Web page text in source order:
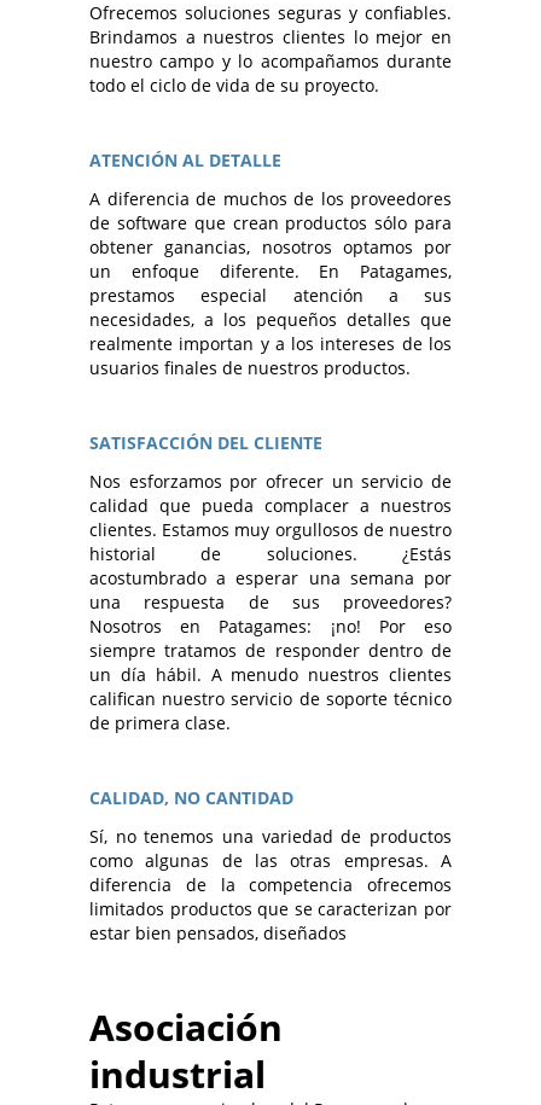
Ofrecemos soluciones seguras y confiables.
Brindamos a nuestros clientes lo mejor en
nuestro campo y lo acompañamos durante
todo el ciclo de vida de su proyecto.
ATENCIÓN AL DETALLE
A diferencia de muchos de los proveedores
de software que crean productos sólo para
obtener ganancias, nosotros optamos por
un enfoque diferente. En Patagames,
prestamos especial atención a sus
necesidades, a los pequeños detalles que
realmente importan y a los intereses de los
usuarios finales de nuestros productos.
SATISFACCIÓN DEL CLIENTE
Nos esforzamos por ofrecer un servicio de
calidad que pueda complacer a nuestros
clientes. Estamos muy orgullosos de nuestro
historial de soluciones. ¿Estás
acostumbrado a esperar una semana por
una respuesta de sus proveedores?
Nosotros en Patagames: ¡no! Por eso
siempre tratamos de responder dentro de
un día hábil. A menudo nuestros clientes
califican nuestro servicio de soporte técnico
de primera clase.
CALIDAD, NO CANTIDAD
Sí, no tenemos una variedad de productos
como algunas de las otras empresas. A
diferencia de la competencia ofrecemos
limitados productos que se caracterizan por
estar bien pensados, diseñados
Asociación
industrial